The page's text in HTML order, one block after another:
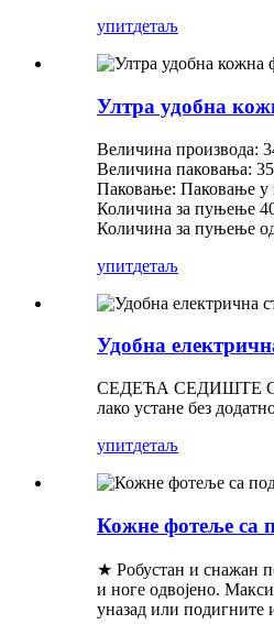
упитдетаљ
Ултра удобна
Величина
Величина паковања:
Паковање: Паковање у
Количина за пуњење
Количина за пуњење
упитдетаљ
Удобна
СЕДЕЋА СЕДИШТЕ СА
лако устане без
упитдетаљ
Кожне фотеље са
★ Робустан и снажан
и ноге одвојено.
уназад или подигните